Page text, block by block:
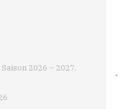
Saison 2026 – 2027,